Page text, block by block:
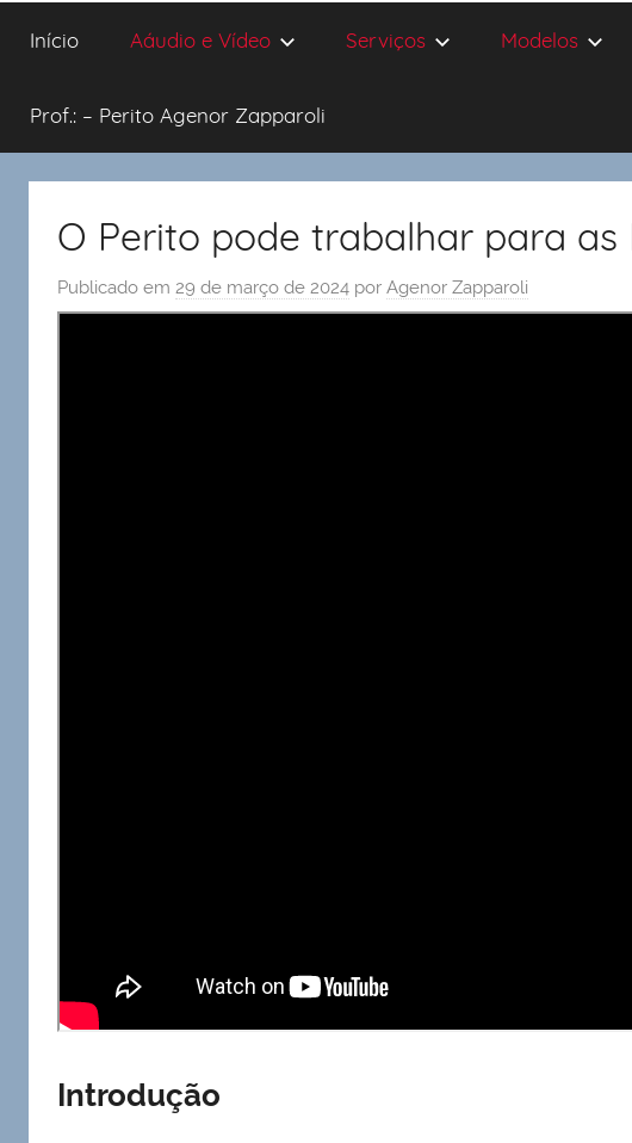
Início Aáudio e Vídeo Serviços Modelos
Prof.: – Perito Agenor Zapparoli
O Perito pode trabalhar para as
Publicado em 29 de março de 2024 por Agenor Zapparoli
Introdução